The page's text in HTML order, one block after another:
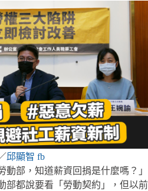
邱顯智 fb
部，知道薪資回捐是什麼嗎？」
部都說要看「勞動契約」，但以前